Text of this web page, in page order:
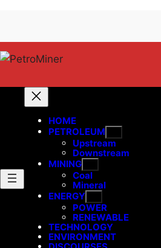
konten
content
HOME
PETROLEUM
Upstream
Downstream
MINING
Coal
Mineral
ENERGY
POWER
RENEWABLE
TECHNOLOGY
ENVIRONMENT